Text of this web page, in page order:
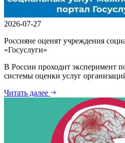
2026-07-27
Россияне оценят учреждения
«Госуслуги»
В России проходит эксперимент
системы оценки услуг
Читать далее